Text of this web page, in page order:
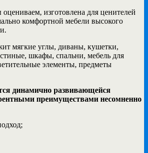
изготовлена для ценителей
комфортной мебели высокого
мягкие углы, диваны, кушетки,
шкафы, спальни, мебель для
элементы, предметы
динамично развивающейся
преимуществами несомненно